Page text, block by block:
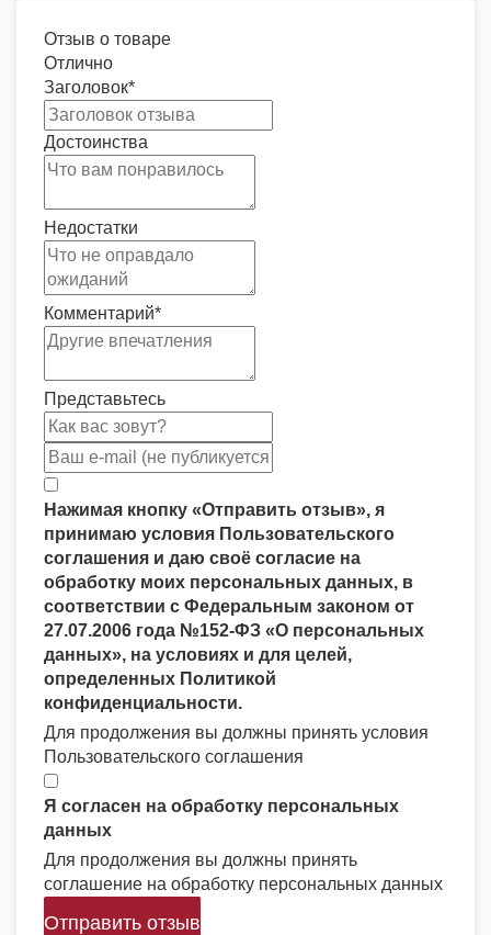
Отзыв о товаре
Отлично
Заголовок*
Достоинства
Недостатки
Комментарий*
Представьтесь
Нажимая кнопку «Отправить отзыв», я
принимаю условия Пользовательского
соглашения и даю своё согласие на
обработку моих персональных данных, в
соответствии с Федеральным законом от
27.07.2006 года №152-ФЗ «О персональных
данных», на условиях и для целей,
определенных Политикой
конфиденциальности.
Для продолжения вы должны принять условия
Пользовательского соглашения
Я согласен на обработку персональных
данных
Для продолжения вы должны принять
соглашение на обработку персональных данных
Отправить отзыв